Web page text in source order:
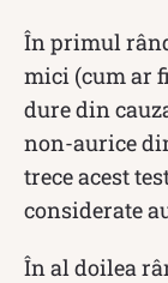
În primul
mici (cum ar
dure din
non-aurice
trece acest
considerate
În al doilea